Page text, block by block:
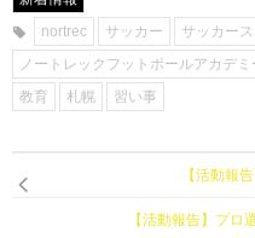
nortrec
サッカー サッカー
ノートレックフットボールアカデミ
教育
札幌 習い事
【活動報
【活動報告】プロ